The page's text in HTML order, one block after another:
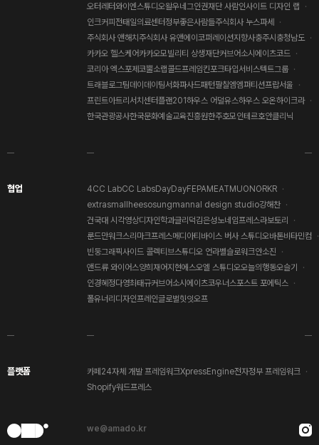
오터레터와이엔스튜디오왈우네그인권재단 사람인사이트 디자인 랩
인크커피전태일의료센터정부좋은사람들주식회사 누스파세
주식회사 앤해치주식회사 유앤에이코퍼레이션지향사충주시충청남도
카카오 헬스케어카카오모빌리티 상생재단커브어소시에이츠코드
코리아 엑스포제코뿔소랩콜드프레임킨포크타입서비스텍트그룹
트래블로그팀데이데이팀서화파사드패턴팔칠엠엠퍼티션프랍서울
프린트아트리서치센터플랜201하우스 어덜유스하우스 오온하이크라
한국관광공사한국문화예술교육진흥원한주호모인테르호안클리닉
협업 4CC LabCC LabsDayDayFEPAMEATMUONORKR
extrasmallheesosungmannal design studio강해찬
건국대 시각영상디자인학과글리덕김은성노네임프레스라보토리
룬드만워크스리마크프레스메디아티바이스 버사 스튜디오바톤비타민컴
빈둥그래픽사이드 콜렉티브스튜디오 언라벨슬로워크안소진
앤드류 와이어스양희재어지현에스오엘 스튜디오오늘의행동오슬기
인경혜정다영최태규커브어소시에이츠코우너스포스트 포에틱스
폴유너리디자인프레인글로벌힛잇오프
플랫폼 카페24자체 개발 프레임워크XpressEngine전자정부 프레임워크
Shopify워드프레스
we@amado.kr